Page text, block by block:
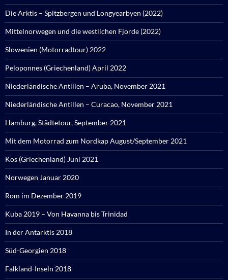
Die Arktis – Spitzbergen und Longyearbyen (2022)
Mittelnorwegen und die westlichen Fjorde (2022)
Slowenien (Motorradtour) 2022
Peloponnes (Griechenland) April 2022
Niederländische Antillen – Aruba, November 2021
Niederländische Antillen – Curacao, November 2021
Hamburg, Städtetour, September 2021
Mit dem Motorrad zum Nordkap August/September 2021
Kos (Griechenland) Juni 2021
Norwegen Januar 2020
Rom im Dezember 2019
Kuba 2019 – Von Havanna bis Trinidad
In der Antarktis 2018
Süd-Georgien 2018
Falkland-Inseln 2018